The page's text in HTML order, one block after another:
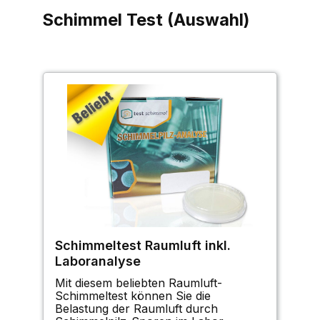
Schimmel Test (Auswahl)
Schimmeltest Raumluft inkl.
Laboranalyse
Mit diesem beliebten Raumluft-
Schimmeltest können Sie die
Belastung der Raumluft durch